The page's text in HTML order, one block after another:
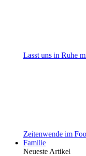
Lasst uns in Ruhe
Zeitenwende im
Familie
Neueste Artikel